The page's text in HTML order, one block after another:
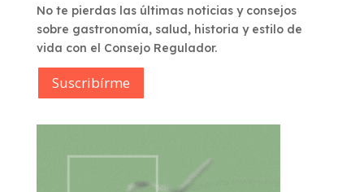
No te pierdas las últimas noticias y consejos
sobre gastronomía, salud, historia y estilo de
vida con el Consejo Regulador.
Suscribírme